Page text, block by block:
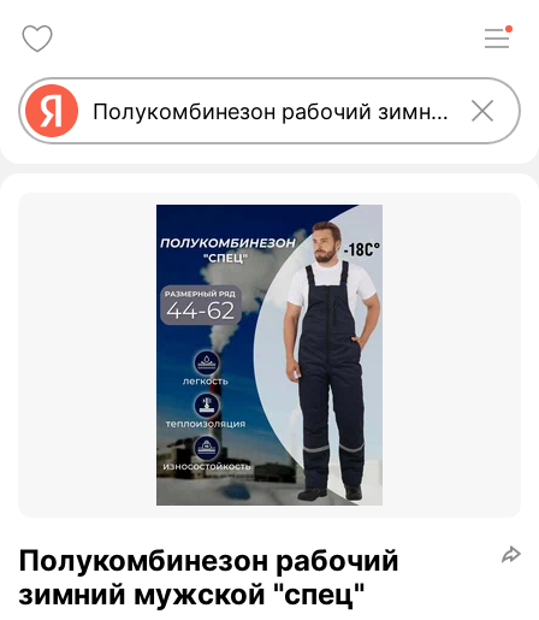
Полукомбинезон рабочий
зимний мужской "спец"